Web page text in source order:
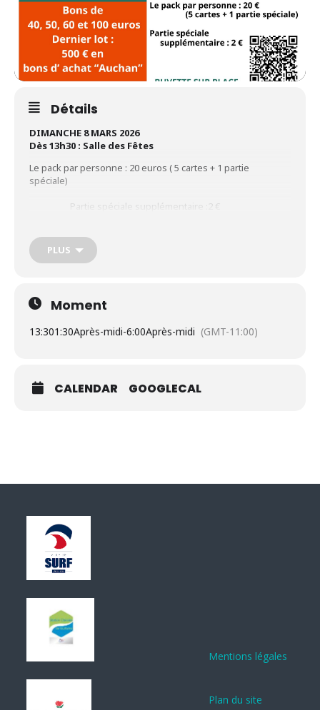
Détails
DIMANCHE 8 MARS 2026
Dès 13h30 : Salle des Fêtes
Le pack par personne : 20 euros ( 5 cartes + 1 partie
spéciale)
Partie spéciale supplémentaire :2 €
à gagner – Dernier lot : 500 euros en bons d’achat “Auchan”
Au profit de la restauration de l’église de l’Immaculée
Rens. : Association Les Amis de l’Eglise (A.E.I.C.W.)
03 21 32 13 31 ou 06 87 27 55 63
PLUS
Moment
13:301:30Après-midi-6:00Après-midi (GMT-11:00)
CALENDAR GOOGLECAL
Mentions légales
Plan du site